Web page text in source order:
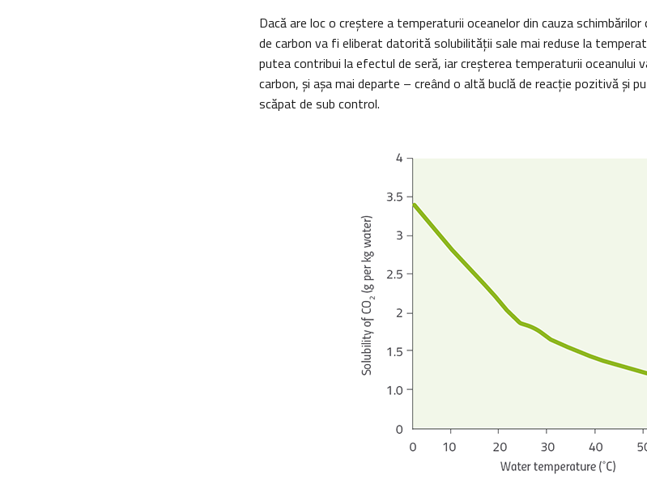
Dacă are loc o creștere a temperaturii oceanelor din cauza
de carbon va fi eliberat datorită solubilității sale mai reduse la
putea contribui la efectul de seră, iar creșterea temperaturii oceanului
carbon, și așa mai departe – creând o altă buclă de reacţie pozitivă și
scăpat de sub control.